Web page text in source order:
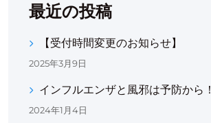
最近の投稿
【受付時間変更のお知らせ】
2025年3月9日
インフルエンザと風邪は予防から！
2024年1月4日